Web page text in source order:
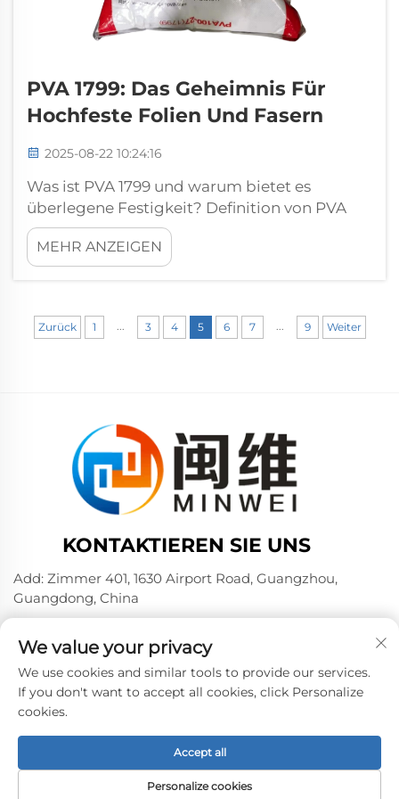
PVA 1799: Das Geheimnis Für
Hochfeste Folien Und Fasern
2025-08-22 10:24:16
Was ist PVA 1799 und warum bietet es
überlegene Festigkeit? Definition von PVA
1799: Der Polymer-Standard für
Hochleistungsanwendungen. PVA 1799
zeichnet sich unter den Polyvinylalkohol-
99 % hydrolysiert wurde, mit sorgfältig
kontrolliertem...
MEHR ANZEIGEN
Zurück 1 ... 3 4 5 6 7 ... 9 Weiter
KONTAKTIEREN SIE UNS
Add: Zimmer 401, 1630 Airport Road, Guangzhou,
Guangdong, China
Telefon/Wechat/WhatsAPP:
+86 15180199394 +86 18475997413
E-Mail:[email protected]
Urheberrecht © 2024 Guangzhou Minwei PVA Sales Co.,
Ltd. -Datenschutzrichtlinie
We value your privacy
We use cookies and similar tools to provide our services.
If you don't want to accept all cookies, click Personalize
cookies.
Personalize cookies
Accept all